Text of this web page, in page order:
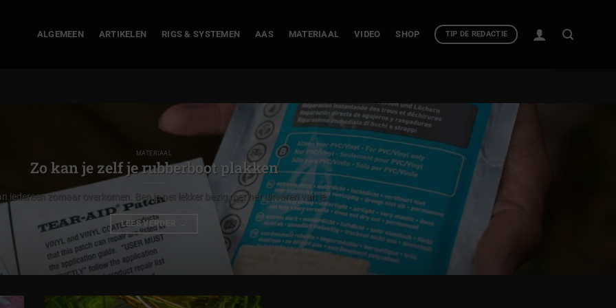
ALGEMEEN ARTIKELEN RIGS & SYSTEMEN AAS MATERIAAL VIDEO SHOP TIP DE REDACTIE
MATERIAAL
Zo kan je zelf je rubberboot plakken
iedereen zomaar overkomen. Ben je net lekker bezig met het uitvaren van je...
LEES VERDER